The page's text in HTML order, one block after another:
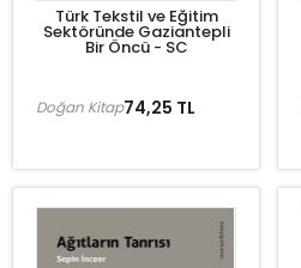
Türk Tekstil ve Eğitim
Sektöründe Gaziantepli
Bir Öncü - SC
74,25 TL
Doğan Kitap